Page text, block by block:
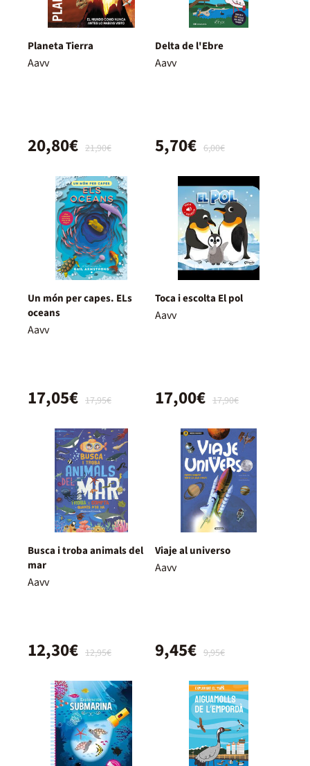
Planeta Tierra
Aavv
21,90€
20,80€
Delta de l'Ebre
Aavv
6,00€
5,70€
Un món per capes. ELs
oceans
Aavv
17,95€
17,05€
Toca i escolta El pol
Aavv
17,90€
17,00€
Busca i troba animals del
mar
Aavv
12,95€
12,30€
Viaje al universo
Aavv
9,95€
9,45€